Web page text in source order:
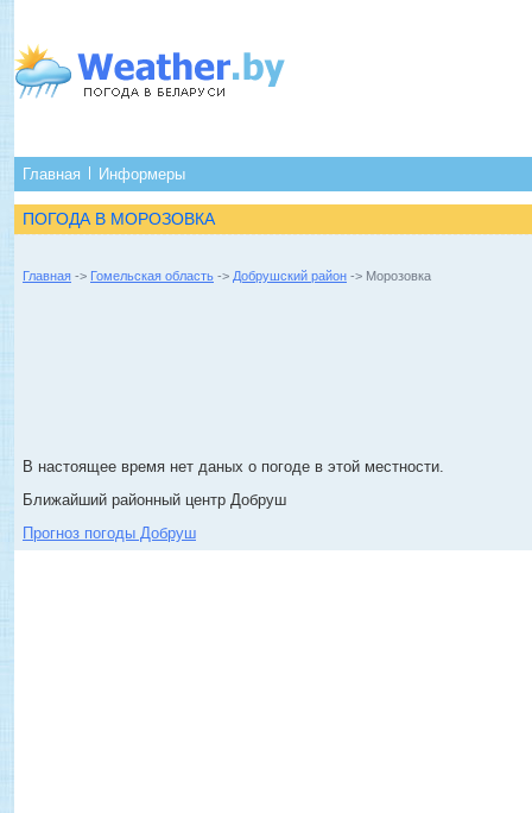
Главная Информеры
ПОГОДА В МОРОЗОВКА
Главная -> Гомельская область -> Добрушский район -> Морозовка
В настоящее время нет даных о погоде в этой местности.
Ближайший районный центр Добруш
Прогноз погоды Добруш